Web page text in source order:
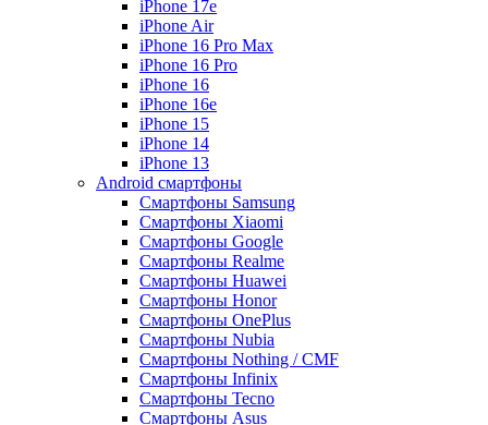
iPhone 17e
iPhone Air
iPhone 16 Pro Max
iPhone 16 Pro
iPhone 16
iPhone 16e
iPhone 15
iPhone 14
iPhone 13
Android cмартфоны
Смартфоны Samsung
Смартфоны Xiaomi
Смартфоны Google
Смартфоны Realme
Смартфоны Huawei
Смартфоны Honor
Смартфоны OnePlus
Смартфоны Nubia
Смартфоны Nothing / CMF
Смартфоны Infinix
Смартфоны Tecno
Смартфоны Asus